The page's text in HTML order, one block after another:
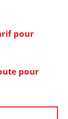
pour
pour